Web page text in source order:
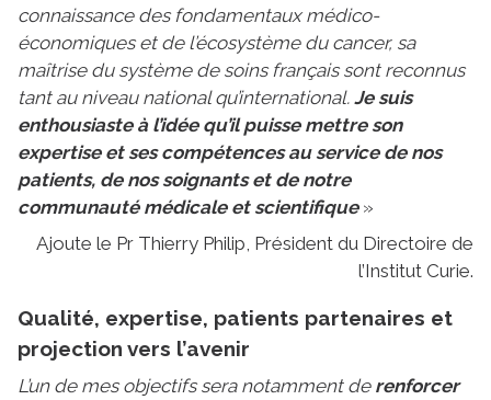
connaissance des fondamentaux médico-
économiques et de l’écosystème du cancer, sa
maîtrise du système de soins français sont reconnus
tant au niveau national qu’international. Je suis
enthousiaste à l’idée qu’il puisse mettre son
expertise et ses compétences au service de nos
patients, de nos soignants et de notre
communauté médicale et scientifique»
Ajoute le Pr Thierry Philip, Président du Directoire de
l’Institut Curie.
Qualité, expertise, patients partenaires et
projection vers l’avenir
L’un de mes objectifs sera notamment de renforcer